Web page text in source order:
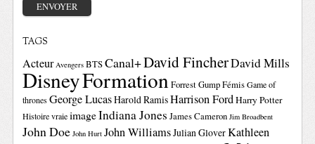
TAGS
Acteur Avengers BTSCanal+David FincherDavid Mills
DisneyFormationForrest GumpFémis Game of
thrones George LucasHarold RamisHarrison FordHarry Potter
Histoire vraie imageIndiana Jones James Cameron Jim Broadbent
John Doe John Hurt John WilliamsJulian GloverKathleen